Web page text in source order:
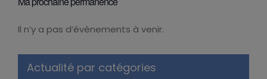
Notice
Il n’y a pas d’évènements à venir.
Actualité par catégories